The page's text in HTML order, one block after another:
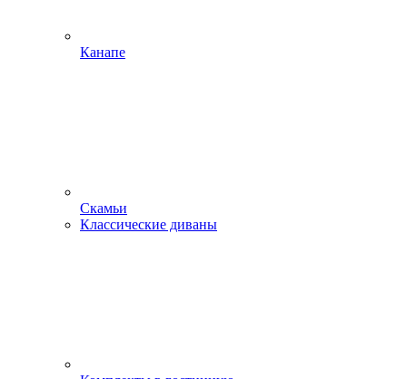
Канапе
Скамьи
Классические диваны